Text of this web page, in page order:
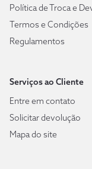
Política de Troca e
Termos e Condições
Regulamentos
Serviços ao Cliente
Entre em contato
Solicitar devolução
Mapa do site